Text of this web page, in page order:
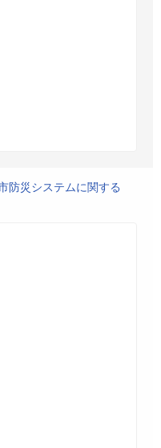
防災システムに関する